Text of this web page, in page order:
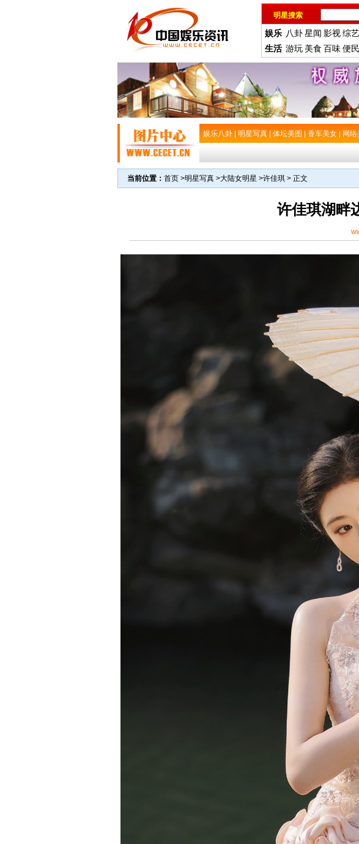
明星搜索
娱乐 八卦星闻 影视综艺
生活 游玩 美食 百味便民
娱乐八卦 明星写真 体坛美图 香车美女 网
当前位置： 首页 >明星写真 >大陆女明星 >许佳琪 > 正文
许佳琪湖畔